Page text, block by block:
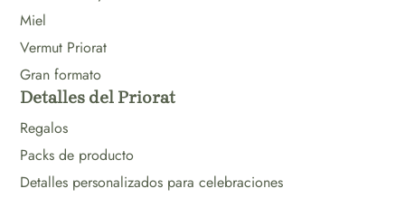
Miel
Vermut Priorat
Gran formato
Detalles del Priorat
Regalos
Packs de producto
Detalles personalizados para celebraciones